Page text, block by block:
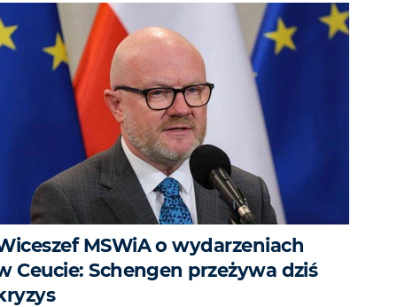
MSWiA o wydarzeniach
Ceucie: Schengen przeżywa dziś